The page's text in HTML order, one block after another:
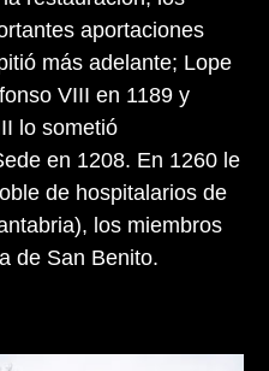
aportaciones
más adelante; Lope
VIII en 1189 y
lo sometió
en 1208. En 1260 le
de hospitalarios de
los miembros
de San Benito.